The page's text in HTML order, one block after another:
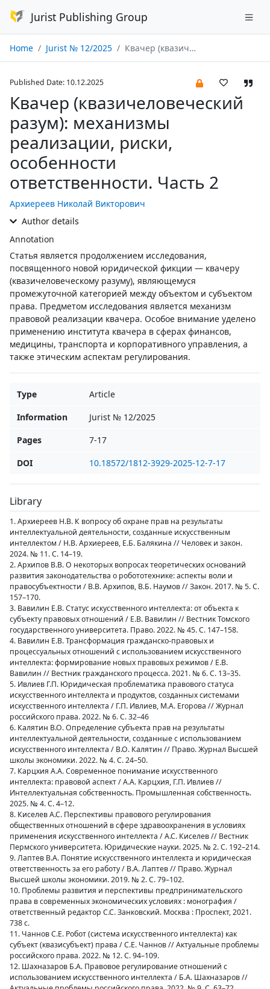
Jurist Publishing Group
Home Jurist № 12/2025 Квачер (квазичеловеческий разум): механизмы реализации, риски, особенности ответственности. Часть 2
Published Date: 10.12.2025
Квачер (квазичеловеческий
разум): механизмы
реализации, риски,
особенности
ответственности. Часть 2
Архиереев Николай Викторович
Author details
Annotation
Статья является продолжением исследования,
посвященного новой юридической фикции — квачеру
(квазичеловеческому разуму), являющемуся
промежуточной категорией между объектом и субъектом
права. Предметом исследования является механизм
правовой реализации квачера. Особое внимание уделено
применению института квачера в сферах финансов,
медицины, транспорта и корпоративного управления, а
также этическим аспектам регулирования.
Type
Article
Information
Jurist № 12/2025
Pages
7-17
DOI
10.18572/1812-3929-2025-12-7-17
Library
1. Архиереев Н.В. К вопросу об охране прав на результаты
интеллектуальной деятельности, созданные искусственным
интеллектом / Н.В. Архиереев, Е.Б. Балякина // Человек и закон.
2024. № 11. С. 14–19.
2. Архипов В.В. О некоторых вопросах теоретических оснований
развития законодательства о робототехнике: аспекты воли и
правосубъектности / В.В. Архипов, В.Б. Наумов // Закон. 2017. № 5. С.
157–170.
3. Вавилин Е.В. Статус искусственного интеллекта: от объекта к
субъекту правовых отношений / Е.В. Вавилин // Вестник Томского
государственного университета. Право. 2022. № 45. С. 147–158.
4. Вавилин Е.В. Трансформация гражданско-правовых и
процессуальных отношений с использованием искусственного
интеллекта: формирование новых правовых режимов / Е.В.
Вавилин // Вестник гражданского процесса. 2021. № 6. С. 13–35.
5. Ивлиев Г.П. Юридическая проблематика правового статуса
искусственного интеллекта и продуктов, созданных системами
искусственного интеллекта / Г.П. Ивлиев, М.А. Егорова // Журнал
российского права. 2022. № 6. С. 32–46
6. Калятин В.О. Определение субъекта прав на результаты
интеллектуальной деятельности, созданные с использованием
искусственного интеллекта / В.О. Калятин // Право. Журнал Высшей
школы экономики. 2022. № 4. С. 24–50.
7. Карцхия А.А. Современное понимание искусственного
интеллекта: правовой аспект / А.А. Карцхия, Г.П. Ивлиев //
Интеллектуальная собственность. Промышленная собственность.
2025. № 4. С. 4–12.
8. Киселев А.С. Перспективы правового регулирования
общественных отношений в сфере здравоохранения в условиях
применения искусственного интеллекта / А.С. Киселев // Вестник
Пермского университета. Юридические науки. 2025. № 2. С. 192–214.
9. Лаптев В.А. Понятие искусственного интеллекта и юридическая
ответственность за его работу / В.А. Лаптев // Право. Журнал
Высшей школы экономики. 2019. № 2. С. 79–102.
10. Проблемы развития и перспективы предпринимательского
права в современных экономических условиях : монография /
ответственный редактор С.С. Занковский. Москва : Проспект, 2021.
738 с.
11. Чаннов С.Е. Робот (система искусственного интеллекта) как
субъект (квазисубъект) права / С.Е. Чаннов // Актуальные проблемы
российского права. 2022. № 12. С. 94–109.
12. Шахназаров Б.А. Правовое регулирование отношений с
использованием искусственного интеллекта / Б.А. Шахназаров //